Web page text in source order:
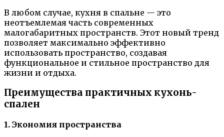
В любом случае, кухня в спальне — это
неотъемлемая часть современных
малогабаритных пространств. Этот новый тренд
позволяет максимально эффективно
использовать пространство, создавая
функциональное и стильное пространство для
жизни и отдыха.
Преимущества практичных кухонь-
спален
1. Экономия пространства